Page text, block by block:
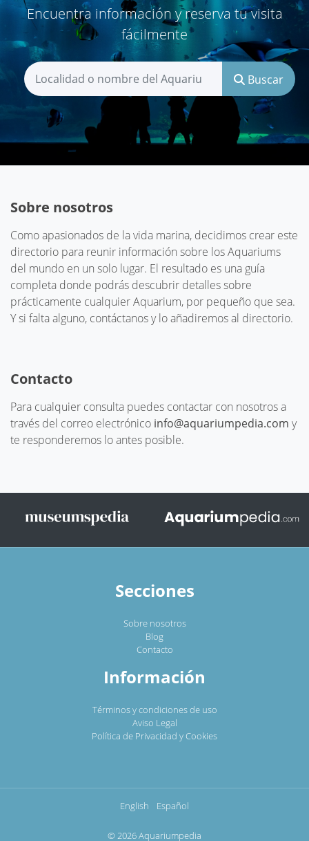
Encuentra información y reserva tu visita
fácilmente
Buscar
Sobre nosotros
Como apasionados de la vida marina, decidimos crear este
directorio para reunir información sobre los Aquariums
del mundo en un solo lugar. El resultado es una guía
completa donde podrás descubrir detalles sobre
prácticamente cualquier Aquarium, por pequeño que sea.
Y si falta alguno, contáctanos y lo añadiremos al directorio.
Contacto
Para cualquier consulta puedes contactar con nosotros a
través del correo electrónico info@aquariumpedia.com y
te responderemos lo antes posible.
Secciones
Sobre nosotros
Blog
Contacto
Información
Términos y condiciones de uso
Aviso Legal
Política de Privacidad y Cookies
English Español
© 2026 Aquariumpedia